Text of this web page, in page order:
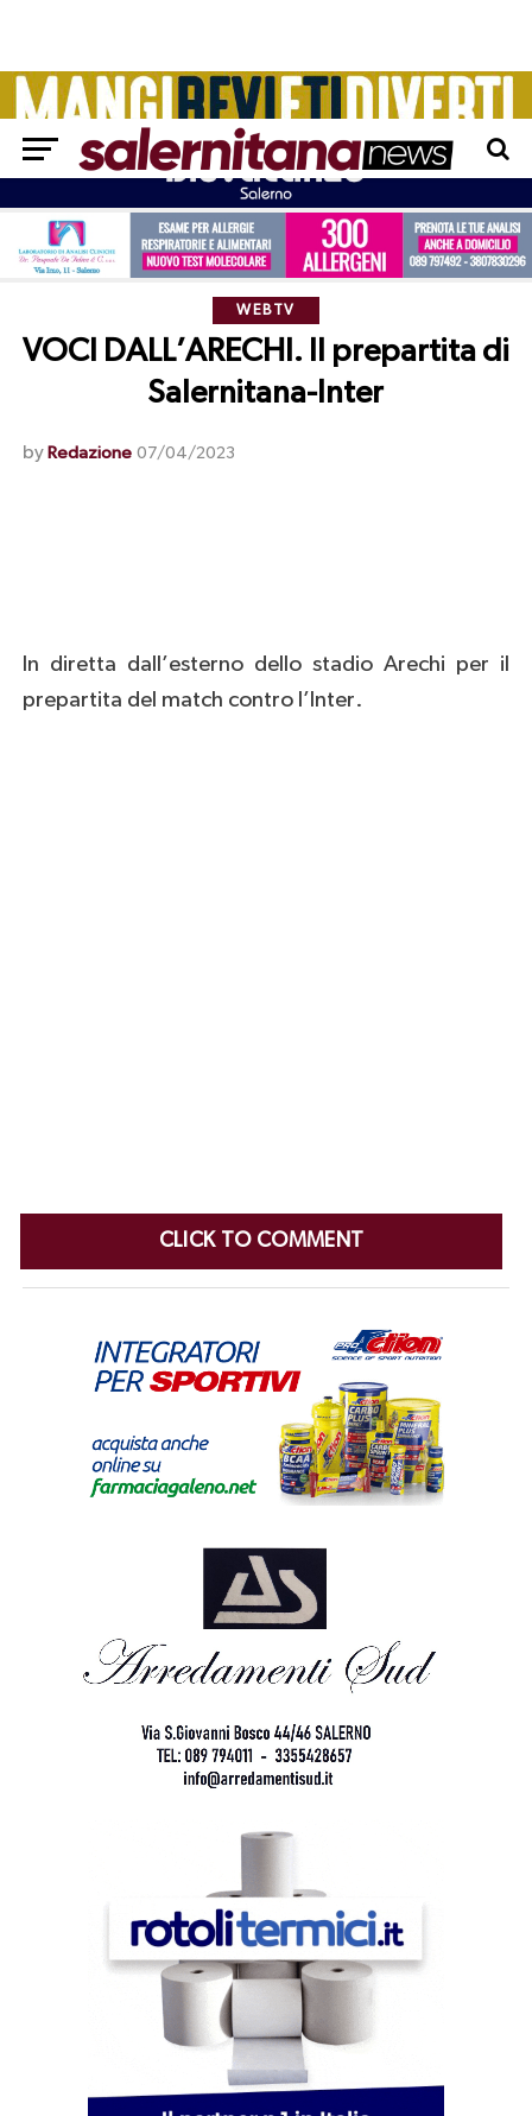
WEBTV
VOCI DALL’ARECHI. Il prepartita di
Salernitana-Inter
by Redazione 07/04/2023
In diretta dall’esterno dello stadio Arechi per il
prepartita del match contro l’Inter.
CLICK TO COMMENT